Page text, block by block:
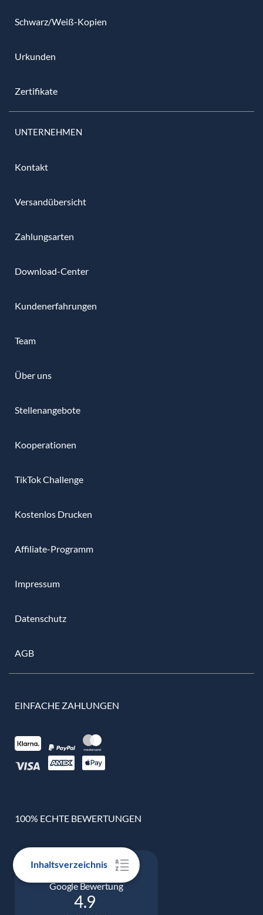
Inhaltsverzeichnis
Schwarz/Weiß-Kopien
Urkunden
Zertifikate
UNTERNEHMEN
Kontakt
Versandübersicht
Zahlungsarten
Download-Center
Kundenerfahrungen
Team
Über uns
Stellenangebote
Kooperationen
TikTok Challenge
Kostenlos Drucken
Affiliate-Programm
Impressum
Datenschutz
AGB
EINFACHE ZAHLUNGEN
100% ECHTE BEWERTUNGEN
Google Bewertung
4.9